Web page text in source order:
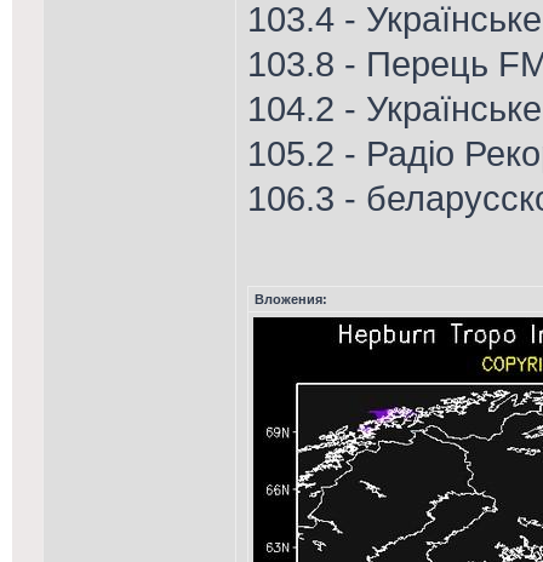
103.4 -
103.8 - Перець
104.2 -
105.2 - Радіо
106.3 -
Вложения: